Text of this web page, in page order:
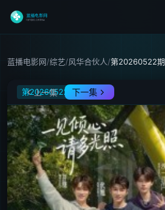
蓝播电影网/综艺/风华合伙人/第20260522期
风华合伙人
第20260522期
上一集 下一集